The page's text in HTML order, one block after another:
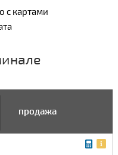
с картами
продажа